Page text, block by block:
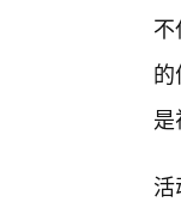
是